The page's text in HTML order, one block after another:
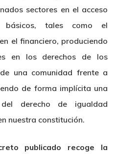
sectores en el acceso
básicos, tales como el
el financiero, produciendo
en los derechos de los
una comunidad frente a
de forma implícita una
del derecho de igualdad
nuestra constitución.
publicado recoge la